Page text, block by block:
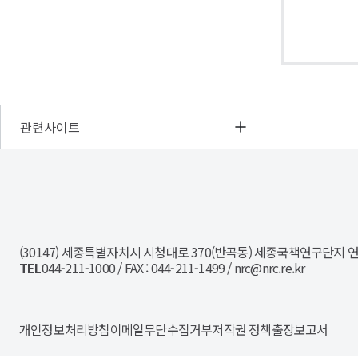
관련사이트
문
사
회
(30147) 세종특별자치시 시청대로 370(반곡동) 세종국책연구단지
TEL044-211-1000 / FAX : 044-211-1499 / nrc@nrc.re.kr
개인정보처리방침이메일무단수집거부저작권 정책출장보고서